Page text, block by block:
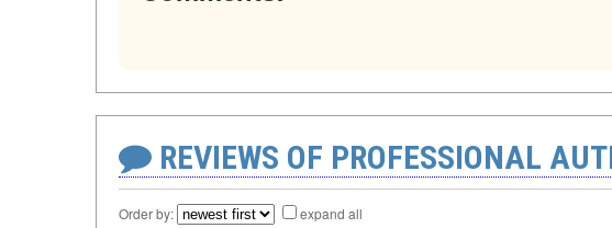
REVIEWS OF PROFESSIONAL
Order by: expand all